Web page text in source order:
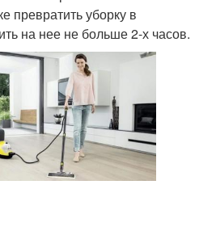
превратить уборку в
на нее не больше 2-х часов.